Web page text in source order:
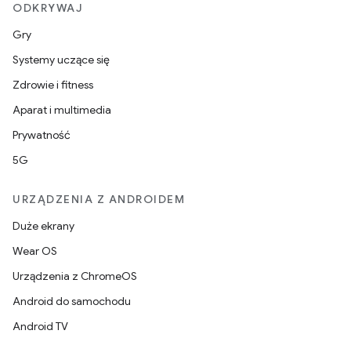
ODKRYWAJ
Gry
Systemy uczące się
Zdrowie i fitness
Aparat i multimedia
Prywatność
5G
URZĄDZENIA Z ANDROIDEM
Duże ekrany
Wear OS
Urządzenia z ChromeOS
Android do samochodu
Android TV